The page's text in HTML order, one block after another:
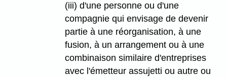
(iii) d'une personne ou d'une
compagnie qui envisage de devenir
partie à une réorganisation, à une
fusion, à un arrangement ou à une
combinaison similaire d'entreprises
avec l'émetteur assujetti ou autre ou